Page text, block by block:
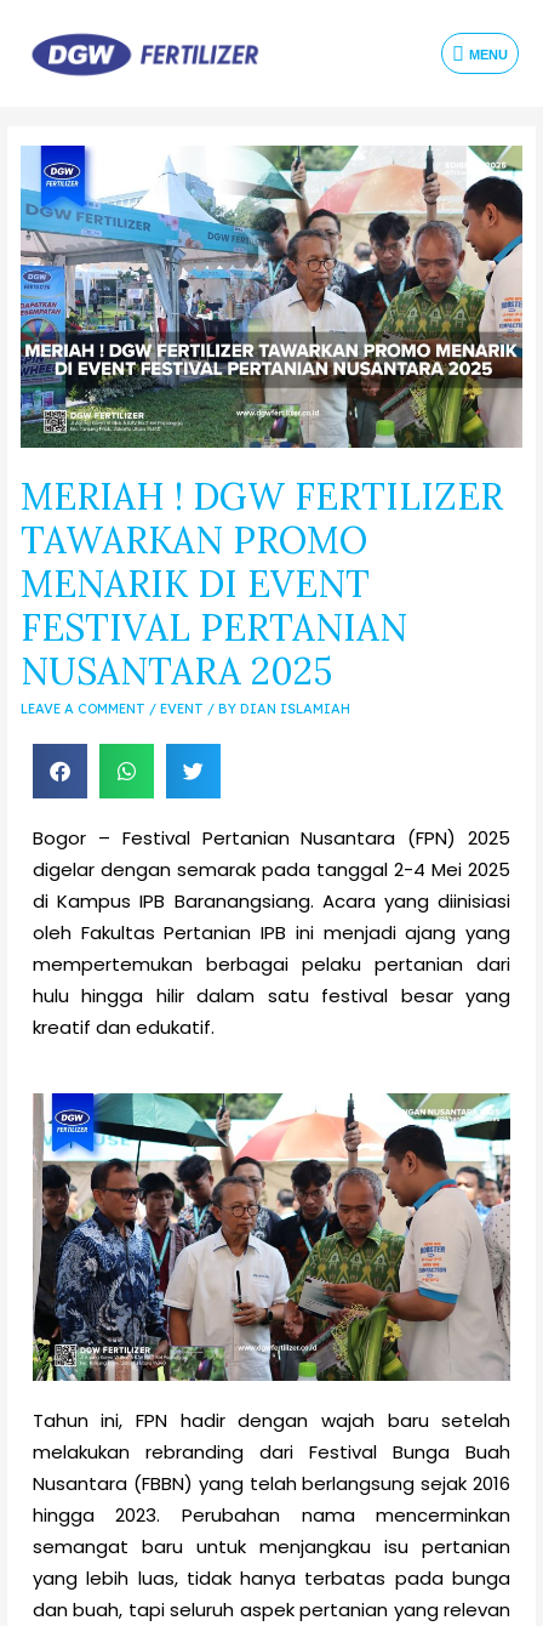
MENU
MERIAH ! DGW FERTILIZER
TAWARKAN PROMO
MENARIK DI EVENT
FESTIVAL PERTANIAN
NUSANTARA 2025
LEAVE A COMMENT / EVENT / BY DIAN ISLAMIAH
Bogor – Festival Pertanian Nusantara (FPN) 2025
digelar dengan semarak pada tanggal 2-4 Mei 2025
di Kampus IPB Baranangsiang. Acara yang diinisiasi
oleh Fakultas Pertanian IPB ini menjadi ajang yang
mempertemukan berbagai pelaku pertanian dari
hulu hingga hilir dalam satu festival besar yang
kreatif dan edukatif.
Tahun ini, FPN hadir dengan wajah baru setelah
melakukan rebranding dari Festival Bunga Buah
Nusantara (FBBN) yang telah berlangsung sejak 2016
hingga 2023. Perubahan nama mencerminkan
semangat baru untuk menjangkau isu pertanian
yang lebih luas, tidak hanya terbatas pada bunga
dan buah, tapi seluruh aspek pertanian yang relevan